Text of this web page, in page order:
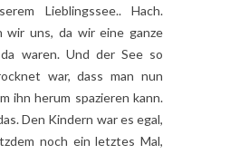
Lieblingssee.. Hach.
wir uns, da wir eine ganze
waren. Und der See so
war, dass man nun
ihn herum spazieren kann.
Den Kindern war es egal,
noch ein letztes Mal,